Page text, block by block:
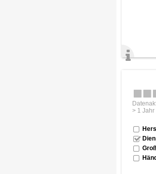
> 1 Jahr